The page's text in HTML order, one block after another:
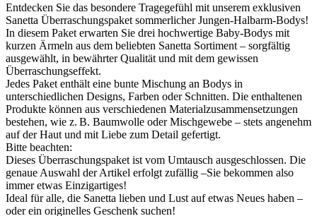
Entdecken Sie das besondere Tragegefühl mit unserem exklusiven
Sanetta Überraschungspaket sommerlicher Jungen-Halbarm-Bodys!
In diesem Paket erwarten Sie drei hochwertige Baby-Bodys mit
kurzen Ärmeln aus dem beliebten Sanetta Sortiment – sorgfältig
ausgewählt, in bewährter Qualität und mit dem gewissen
Überraschungseffekt.
Jedes Paket enthält eine bunte Mischung an Bodys in
unterschiedlichen Designs, Farben oder Schnitten. Die enthaltenen
Produkte können aus verschiedenen Materialzusammensetzungen
bestehen, wie z. B. Baumwolle oder Mischgewebe – stets angenehm
auf der Haut und mit Liebe zum Detail gefertigt.
Bitte beachten:
Dieses Überraschungspaket ist vom Umtausch ausgeschlossen. Die
genaue Auswahl der Artikel erfolgt zufällig –Sie bekommen also
immer etwas Einzigartiges!
Ideal für alle, die Sanetta lieben und Lust auf etwas Neues haben –
oder ein originelles Geschenk suchen!